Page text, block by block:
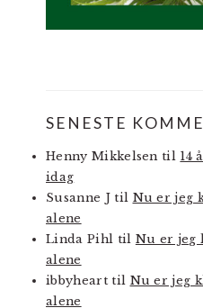
SENESTE
Henny Mikkelsen til 14
idag
Susanne Jtil Nu er jeg
alene
Linda Pihl til Nu er jeg
alene
ibbyhearttil Nu er jeg
alene